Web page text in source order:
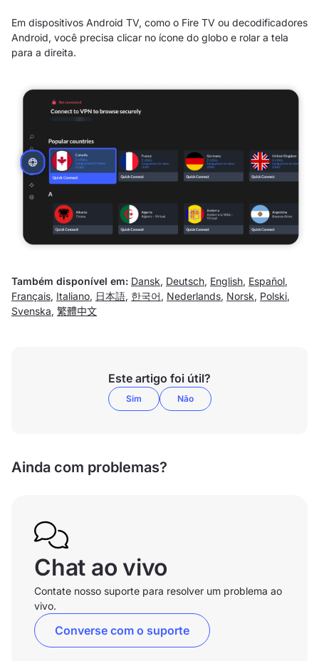
Em dispositivos Android TV, como o Fire TV ou decodificadores
Android, você precisa clicar no ícone do globo e rolar a tela
para a direita.
Também disponível em: Dansk, Deutsch, English, Español,
Français, Italiano, 日本語, 한국어 , Nederlands, Norsk, Polski,
Svenska, 繁體中文
Este artigo foi útil?
Sim Não
Ainda com problemas?
Chat ao vivo
Contate nosso suporte para resolver um problema ao
vivo.
Converse com o suporte